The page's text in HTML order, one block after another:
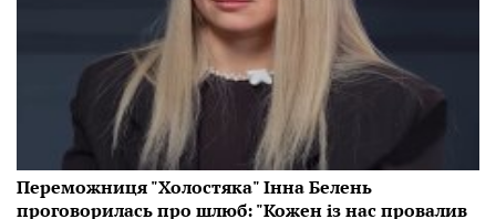
Переможниця "Холостяка" Інна Белень
проговорилась про шлюб: "Кожен із нас провалив